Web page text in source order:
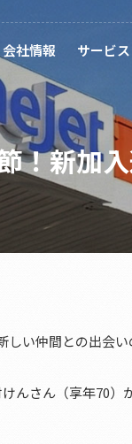
会社情報 サービス
！新加入
い仲間との出会
んさん（享年70）